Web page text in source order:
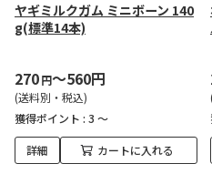
ヤギミルクガム ミニボーン 140
g(標準14本)
270円～560円
(送料別・税込)
獲得ポイント : 3 ～
詳細 カートに入れる